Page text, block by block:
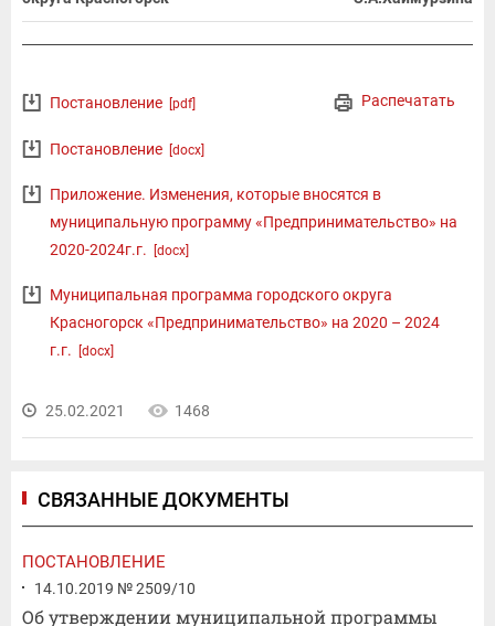
Распечатать
Постановление [pdf]
Постановление [docx]
Приложение. Изменения, которые вносятся в
муниципальную программу «Предпринимательство» на
2020-2024г.г.
[docx]
Муниципальная программа городского округа
Красногорск «Предпринимательство» на 2020 – 2024
г.г.
[docx]
25.02.2021 1468
СВЯЗАННЫЕ ДОКУМЕНТЫ
ПОСТАНОВЛЕНИЕ
14.10.2019 № 2509/10
Об утверждении муниципальной программы